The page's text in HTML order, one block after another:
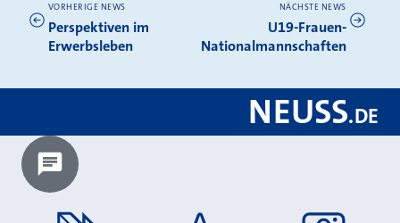
Weitere News
VORHERIGE NEWS
Perspektiven im
Erwerbsleben
NÄCHSTE NEWS
U19-Frauen-
Nationalmannschaften
NEUSS.DE
Chatbot laden?